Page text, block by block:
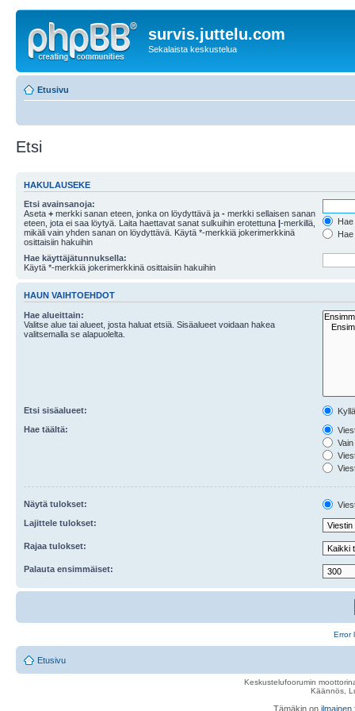
survis.juttelu.com
Sekalaista keskustelua
Etusivu
Etsi
HAKULAUSEKE
Etsi avainsanoja:
Aseta + merkki sanan eteen, jonka on löydyttävä ja - merkki sellaisen sanan
eteen, jota ei saa löytyä. Laita haettavat sanat sulkuihin erotettuna |-merkillä,
mikäli vain yhden sanan on löydyttävä. Käytä *-merkkiä jokerimerkkinä
osittaisiin hakuihin
Hae käyttäjätunnuksella:
Käytä *-merkkiä jokerimerkkinä osittaisiin hakuihin
HAUN VAIHTOEHDOT
Hae alueittain:
Valitse alue tai alueet, josta haluat etsiä. Sisäalueet voidaan hakea
valitsemalla se alapuolelta.
Etsi sisäalueet:
Hae täältä:
Näytä tulokset:
Lajittele tulokset:
Rajaa tulokset:
Palauta ensimmäiset:
Error
Etusivu
Keskustelufoorumin
Käännös,
Tämäkin on ilmainen